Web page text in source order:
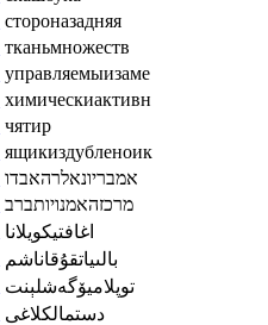
стороназадняя
тканьмножеств
управляемыизаме
химическиактивн
чятир
ящикиздубленоик
אמבריונאלרהאבדו
מרכזהאמנויותברב
اغافتيكويلانا
بالىياتقۇقاناشم
توپلاميۆگەشلېنت
دستمالکلاغی